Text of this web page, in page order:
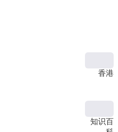
香港
知识百